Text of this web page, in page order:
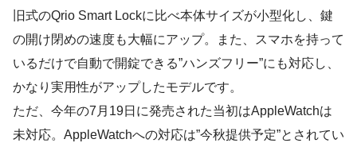
旧式のQrio Smart Lockに比べ本体サイズが小型化し、鍵
の開け閉めの速度も大幅にアップ。また、スマホを持って
いるだけで自動で開錠できる”ハンズフリー”にも対応し、
かなり実用性がアップしたモデルです。
ただ、今年の7月19日に発売された当初はAppleWatchは
未対応。AppleWatchへの対応は”今秋提供予定”とされてい